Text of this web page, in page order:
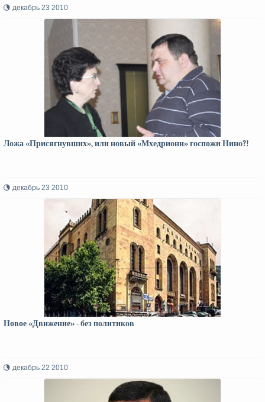
декабрь 23 2010
Ложа «Присягнувших», или новый «Мхедриони» госпожи Нино?!
декабрь 23 2010
Новое «Движение» - без политиков
декабрь 22 2010